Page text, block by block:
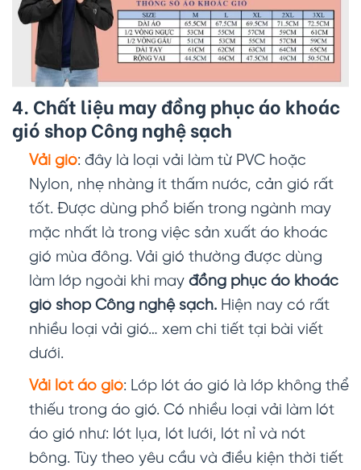
4. Chất liệu may đồng phục áo khoác
gió shop Công nghệ sạch
Vải gió: đây là loại vải làm từ PVC hoặc
Nylon, nhẹ nhàng ít thấm nước, cản gió rất
tốt. Được dùng phổ biến trong ngành may
mặc nhất là trong việc sản xuất áo khoác
gió mùa đông. Vải gió thường được dùng
làm lớp ngoài khi may đồng phục áo khoác
gió shop Công nghệ sạch. Hiện nay có rất
nhiều loại vải gió… xem chi tiết tại bài viết
dưới.
Vải lót áo gió: Lớp lót áo gió là lớp không thể
thiếu trong áo gió. Có nhiều loại vải làm lót
áo gió như: lót lụa, lót lưới, lót nỉ và nót
bông. Tùy theo yêu cầu và điều kiện thời tiết